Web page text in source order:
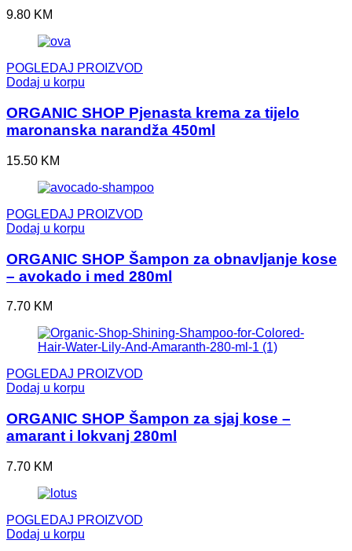
9.80 KM
POGLEDAJ PROIZVOD
Dodaj u korpu
ORGANIC SHOP Pjenasta krema za tijelo
maronanska narandža 450ml
15.50 KM
POGLEDAJ PROIZVOD
Dodaj u korpu
ORGANIC SHOP Šampon za obnavljanje kose
– avokado i med 280ml
7.70 KM
POGLEDAJ PROIZVOD
Dodaj u korpu
ORGANIC SHOP Šampon za sjaj kose –
amarant i lokvanj 280ml
7.70 KM
POGLEDAJ PROIZVOD
Dodaj u korpu